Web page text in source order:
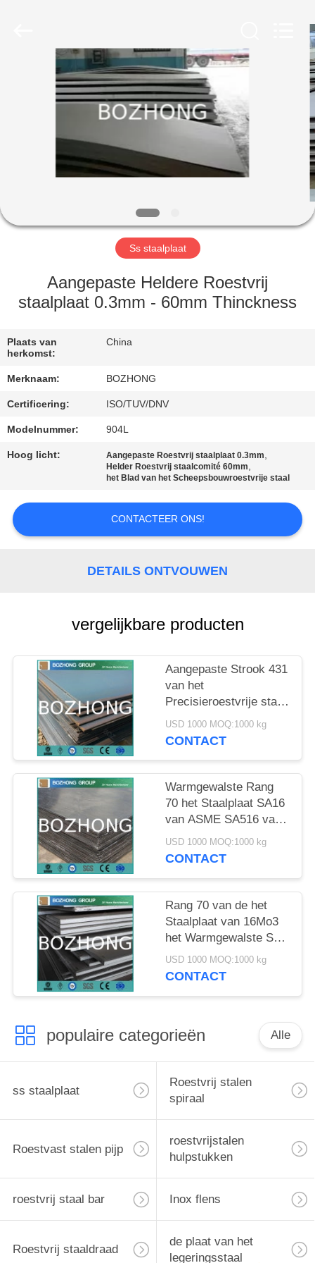
PRODUCTEN
ONGEVEER
FABRIEKSREIS
KWALITEITSCONTROLE
CONTACTEER
ONS
VERZOEK
OM
EEN
CITAAT
SITEMAP
PRIVACY
Ss staalplaat
Aangepaste Heldere Roestvrij
staalplaat 0.3mm - 60mm Thinckness
Plaats van
herkomst:
China
Merknaam: BOZHONG
Certificering: ISO/TUV/DNV
Modelnummer: 904L
Hoog licht: Aangepaste Roestvrij staalplaat 0.3mm,
Helder Roestvrij staalcomité 60mm,
het Blad van het Scheepsbouwroestvrije staal
CONTACTEER ONS!
DETAILS ONTVOUWEN
vergelijkbare producten
Aangepaste Strook 431
van het
Precisieroestvrije staal
446 de Rang van 440A
440B 440C
USD 1000 MOQ:1000 kg
CONTACT
Warmgewalste Rang
70 het Staalplaat SA16
van ASME SA516 van
16Mo3 SS
USD 1000 MOQ:1000 kg
CONTACT
Rang 70 van de het
Staalplaat van 16Mo3
het Warmgewalste SS
Drukvat Materiële
SA16 van ASME
USD 1000 MOQ:1000 kg
CONTACT
populaire categorieën Alle
ss staalplaat
Roestvrij stalen
spiraal
Roestvast stalen pijp
roestvrijstalen
hulpstukken
roestvrij staal bar Inox flens
Roestvrij staaldraad
de plaat van het
legeringsstaal